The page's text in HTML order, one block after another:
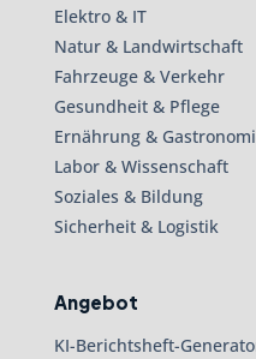
Elektro & IT
Natur & Landwirtschaft
Fahrzeuge & Verkehr
Gesundheit & Pflege
Ernährung &
Labor & Wissenschaft
Soziales & Bildung
Sicherheit & Logistik
Angebot
KI-Berichtsheft-